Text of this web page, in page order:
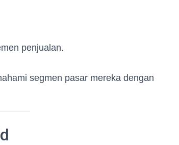
penjualan.
segmen pasar mereka dengan